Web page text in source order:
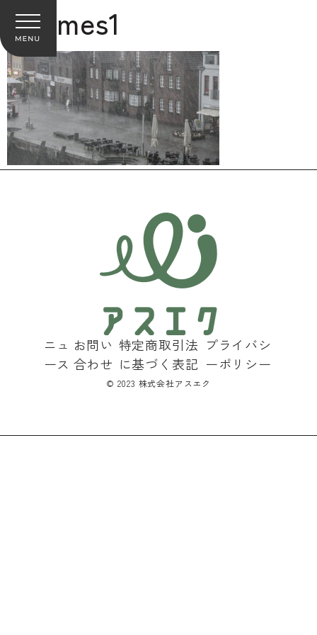
themes1
ニュ
ース
お問い
合わせ
特定商取引法
に基づく表記
プライバシ
ーポリシー
©︎ 2023 株式会社アスエク